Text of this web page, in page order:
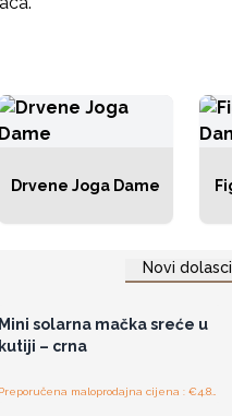
Drvene Joga Dame
Novi dolasci
Pristup veleprodajnim
cijenama
Mini solarna mačka sreće u
kutiji – crna
Preporučena maloprodajna cijena : €4.80/komad